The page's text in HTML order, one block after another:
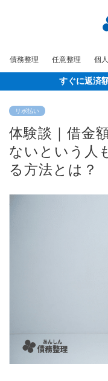
債務整理 任意整理 個
すぐに返済
リボ払い
体験談｜借金
ないという人
る方法とは？